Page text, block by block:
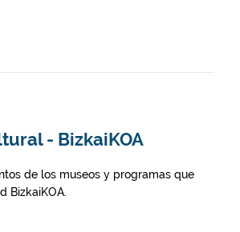
- BizkaiKOA
de los museos y programas que
BizkaiKOA.